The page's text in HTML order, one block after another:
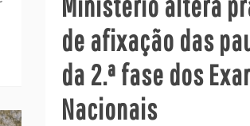
de afixação das
da 2.ª fase dos
Nacionais